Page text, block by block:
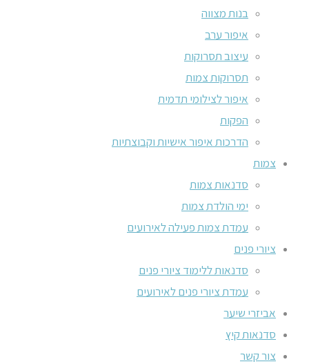
בנות מצווה
איפור ערב
עיצוב תסרוקות
תסרוקות צמות
איפור לצילומי תדמית
הפקות
הדרכות איפור אישיות וקבוצתיות
צמות
סדנאות צמות
ימי הולדת צמות
עמדת צמות פעילה לאירועים
ציורי פנים
סדנאות ללימוד ציורי פנים
עמדת ציורי פנים לאירועים
אביזרי שיער
סדנאות קיץ
צור קשר